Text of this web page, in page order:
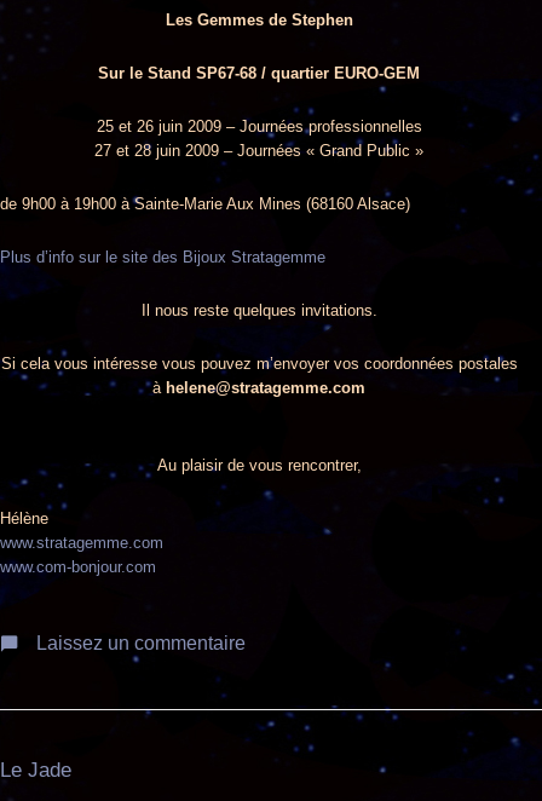
Les Gemmes de Stephen
Sur le Stand SP67-68 / quartier EURO-GEM
25 et 26 juin 2009 – Journées professionnelles
27 et 28 juin 2009 – Journées « Grand Public »
de 9h00 à 19h00 à Sainte-Marie Aux Mines (68160 Alsace)
Plus d’info sur le site des Bijoux Stratagemme
Il nous reste quelques invitations.
Si cela vous intéresse vous pouvez m’envoyer vos coordonnées postales
à helene@stratagemme.com
Au plaisir de vous rencontrer,
Hélène
www.stratagemme.com
www.com-bonjour.com
Laissez un commentaire
Le Jade